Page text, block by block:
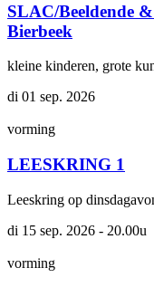
SLAC/Beeldende
Bierbeek
kleine kinderen, grote
di 01 sep. 2026
vorming
LEESKRING 1
Leeskring op
di 15 sep. 2026 - 20.00u
vorming